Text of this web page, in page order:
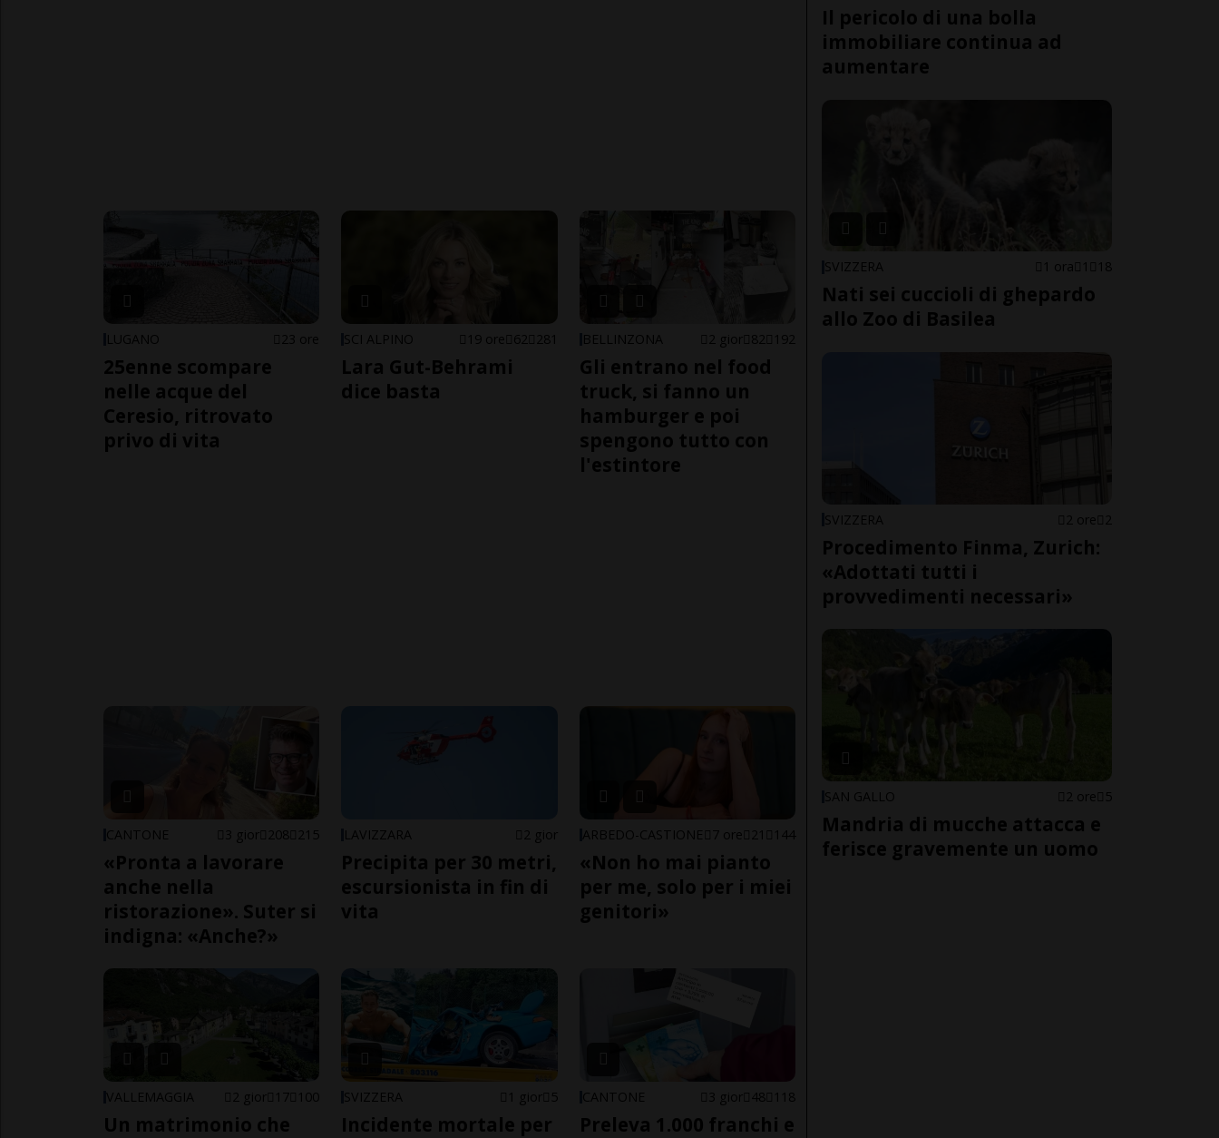
LUGANO 23 ore
25enne scompare
nelle acque del
Ceresio, ritrovato
privo di vita
SCI ALPINO 19 ore 62 281
Lara Gut-Behrami
dice basta
BELLINZONA 2 gior 82 192
Gli entrano nel food
truck, si fanno un
hamburger e poi
spengono tutto con
l'estintore
CANTONE 3 gior 208 215
«Pronta a lavorare
anche nella
ristorazione». Suter si
indigna: «Anche?»
LAVIZZARA 2 gior
Precipita per 30 metri,
escursionista in fin di
vita
ARBEDO-CASTIONE 7 ore 21 144
«Non ho mai pianto
per me, solo per i miei
genitori»
VALLEMAGGIA 2 gior 17 100
Un matrimonio che
SVIZZERA 1 gior 5
Incidente mortale per
CANTONE 3 gior 48 118
Preleva 1.000 franchi e
Il pericolo di una bolla
immobiliare continua ad
aumentare
SVIZZERA 1 ora 1 18
Nati sei cuccioli di ghepardo
allo Zoo di Basilea
SVIZZERA 2 ore 2
Procedimento Finma, Zurich:
«Adottati tutti i
provvedimenti necessari»
SAN GALLO 2 ore 5
Mandria di mucche attacca e
ferisce gravemente un uomo